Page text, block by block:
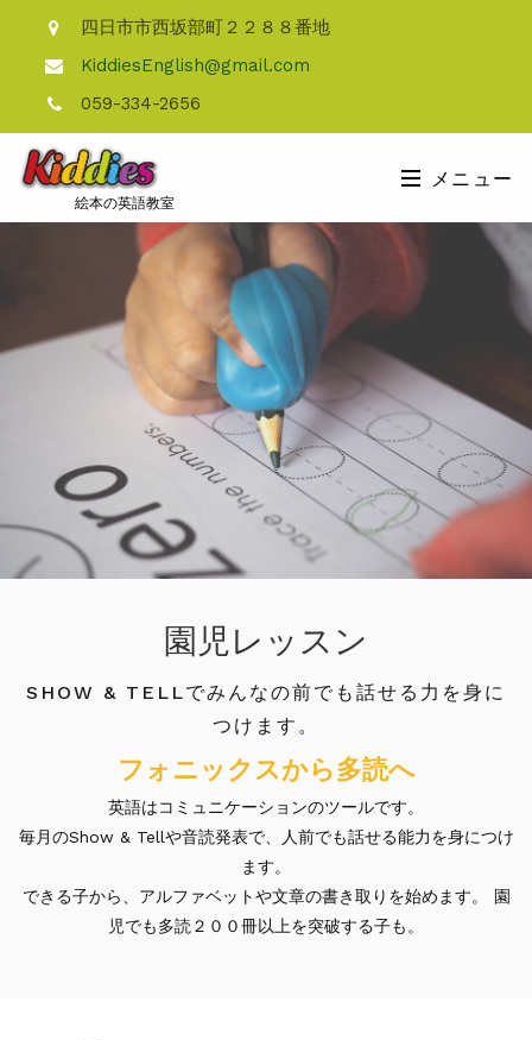
四日市市西坂部町２２８８番地
KiddiesEnglish@gmail.com
059-334-2656
絵本の英語教室
メニュー
園児レッスン
SHOW & TELLでみんなの前でも話せる力を身に
つけます。
フォニックスから多読へ
英語はコミュニケーションのツールです。
毎月のShow & Tellや音読発表で、人前でも話せる能力を身につけ
ます。
できる子から、アルファベットや文章の書き取りを始めます。 園
児でも多読２００冊以上を突破する子も。